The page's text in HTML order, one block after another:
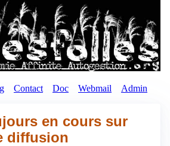
Contact Doc Webmail Admin
en cours sur
diffusion